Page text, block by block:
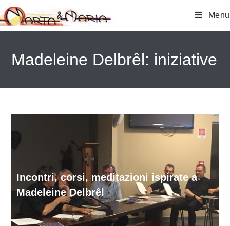
Menu
Madeleine Delbrêl: iniziative
Incontri, corsi, meditazioni ispirate a
Madeleine Delbrêl